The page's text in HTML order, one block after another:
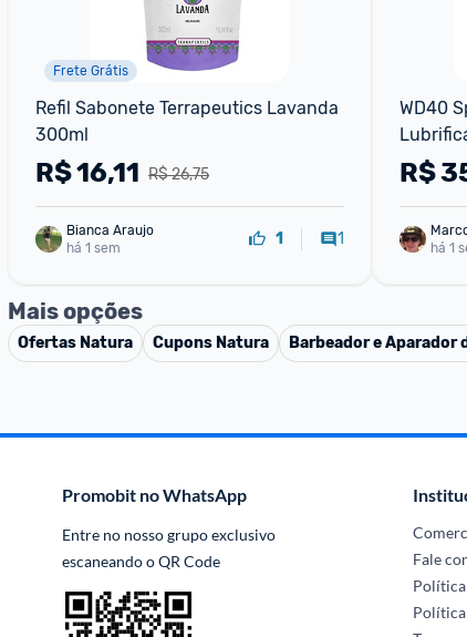
Frete Grátis
Refil Sabonete Terrapeutics Lavanda
300ml
R$ 26,75
R$16,11
Bianca Araujo
há 1 sem
1 1
WD40
R$
há 1
Mais opções
Ofertas Natura Cupons Natura Barbeador e Aparador
Promobit no WhatsApp
Entre no nosso grupo exclusivo
escaneando o QR Code
Fale